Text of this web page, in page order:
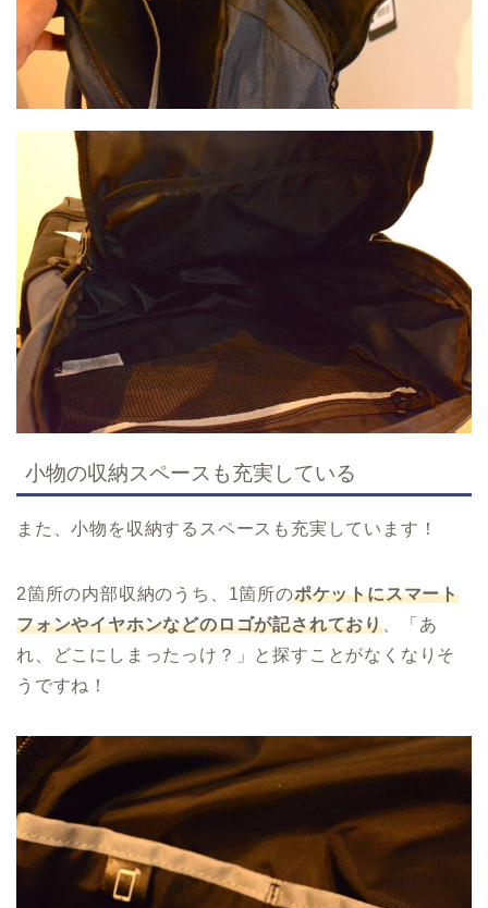
小物の収納スペースも充実している
また、小物を収納するスペースも充実しています！
2箇所の内部収納のうち、1箇所のポケットにスマート
フォンやイヤホンなどのロゴが記されており 、「あ
れ、どこにしまったっけ？」と探すことがなくなりそ
うですね！